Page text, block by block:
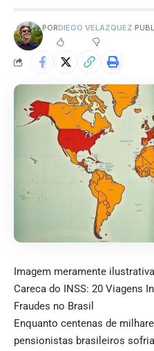
PORDIEGO VELÁZQUEZ
Imagem meramente ilustrativa
Careca do INSS: 20 Viagens
Fraudes no Brasil
Enquanto centenas de
pensionistas brasileiros